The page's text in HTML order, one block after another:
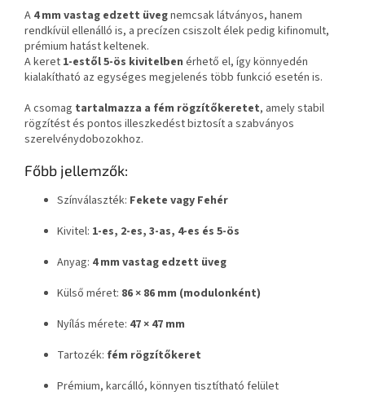
A 4 mm vastag edzett üvegnemcsak látványos, hanem
rendkívül ellenálló is, a precízen csiszolt élek pedig kifinomult,
prémium hatást keltenek.
A keret 1-estől 5-ös kivitelben érhető el, így könnyedén
kialakítható az egységes megjelenés több funkció esetén is.
A csomag tartalmazza a fém rögzítőkeretet, amely stabil
rögzítést és pontos illeszkedést biztosít a szabványos
szerelvénydobozokhoz.
Főbb jellemzők:
Színválaszték: Fekete vagy Fehér
Kivitel: 1-es, 2-es, 3-as, 4-es és 5-ös
Anyag: 4 mm vastag edzett üveg
Külső méret: 86 × 86 mm (modulonként)
Nyílás mérete: 47 × 47 mm
Tartozék: fém rögzítőkeret
Prémium, karcálló, könnyen tisztítható felület